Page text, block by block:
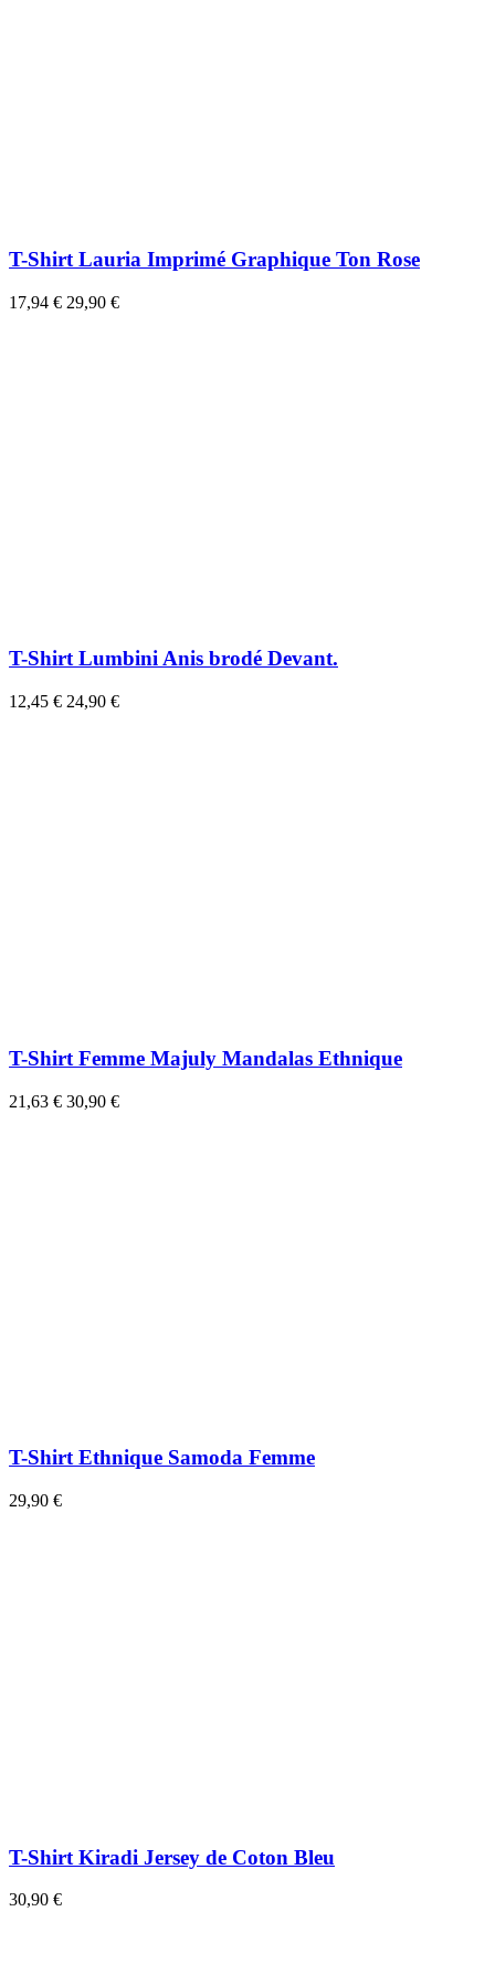
T-Shirt Lauria Imprimé Graphique Ton Rose
17,94 € 29,90 €
T-Shirt Lumbini Anis brodé Devant.
12,45 € 24,90 €
T-Shirt Femme Majuly Mandalas Ethnique
21,63 € 30,90 €
T-Shirt Ethnique Samoda Femme
29,90 €
T-Shirt Kiradi Jersey de Coton Bleu
30,90 €